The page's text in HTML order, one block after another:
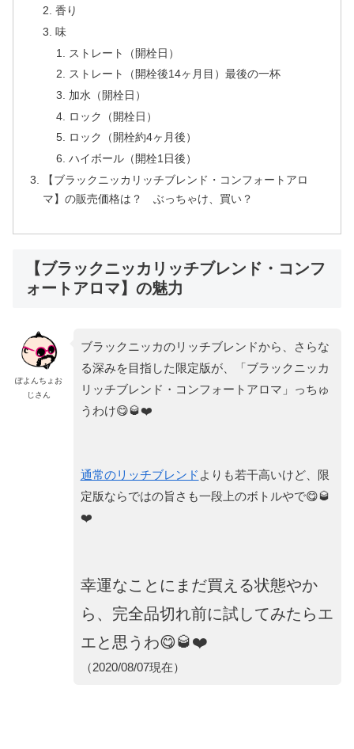
香り
味
ストレート（開栓日）
ストレート（開栓後14ヶ月目）最後の一杯
加水（開栓日）
ロック（開栓日）
ロック（開栓約4ヶ月後）
ハイボール（開栓1日後）
【ブラックニッカリッチブレンド・コンフォートアロ
マ】の販売価格は？ ぶっちゃけ、買い？
【ブラックニッカリッチブレンド・コンフ
ォートアロマ】の魅力
ぽよんちょお
じさん
ブラックニッカのリッチブレンドから、さらな
る深みを目指した限定版が、「ブラックニッカ
リッチブレンド・コンフォートアロマ」っちゅ
うわけ😋🥃❤️
通常のリッチブレンド よりも若干高いけど、限
定版ならではの旨さも一段上のボトルやで😋🥃
❤️
幸運なことにまだ買える状態やか
ら、完全品切れ前に試してみたらエ
エと思うわ😋🥃❤️
（2020/08/07現在）